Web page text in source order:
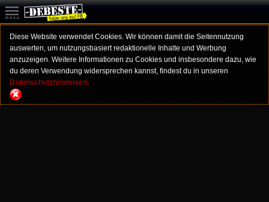
Diese Website verwendet Cookies. Wir können damit die Seitennutzung
auswerten, um nutzungsbasiert redaktionelle Inhalte und Werbung
anzuzeigen. Weitere Informationen zu Cookies und insbesondere dazu, wie
du deren Verwendung widersprechen kannst, findest du in unseren
Datenschutzhinweisen.